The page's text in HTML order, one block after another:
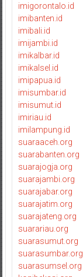
imigorontalo.id
imibanten.id
imibali.id
imijambi.id
imikalbar.id
imikalsel.id
imipapua.id
imisumbar.id
imisumut.id
imiriau.id
imilampung.id
suaraaceh.org
suarabanten.org
suarajogja.org
suarajambi.org
suarajabar.org
suarajatim.org
suarajateng.org
suarariau.org
suarasumut.org
suarasumbar.org
suarasumsel.org